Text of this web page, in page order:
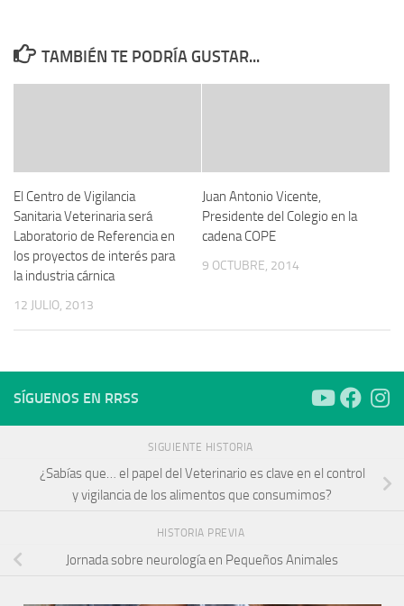
TAMBIÉN TE PODRÍA GUSTAR...
El Centro de Vigilancia
Sanitaria Veterinaria será
Laboratorio de Referencia en
los proyectos de interés para
la industria cárnica
12 JULIO, 2013
Juan Antonio Vicente,
Presidente del Colegio en la
cadena COPE
9 OCTUBRE, 2014
SÍGUENOS EN RRSS
SIGUIENTE HISTORIA
¿Sabías que… el papel del Veterinario es clave en el control
y vigilancia de los alimentos que consumimos?
HISTORIA PREVIA
Jornada sobre neurología en Pequeños Animales